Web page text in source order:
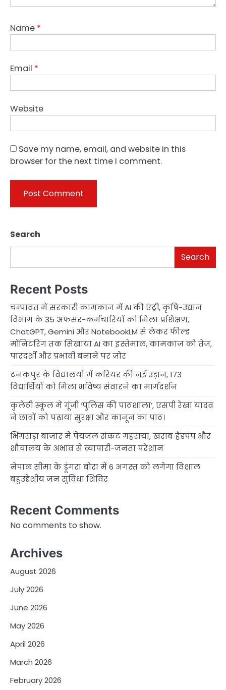
Name *
Email *
Website
Save my name, email, and website in this
browser for the next time I comment.
Search
Search
Recent Posts
चम्पावत में सरकारी कामकाज में AI की एंट्री, कृषि-उद्यान
विभाग के 35 अफसर-कर्मचारियों को मिला प्रशिक्षण,
ChatGPT, Gemini और NotebookLM से लेकर फील्ड
मॉनिटरिंग तक सिखाया AI का इस्तेमाल, कामकाज को तेज,
पारदर्शी और प्रभावी बनाने पर जोर
टनकपुर के विद्यालयों में करियर की नई उड़ान, 173
विद्यार्थियों को मिला भविष्य संवारने का मार्गदर्शन
कुलेठी स्कूल में गूंजी ‘पुलिस की पाठशाला’, एसपी रेखा यादव
ने छात्रों को पढ़ाया सुरक्षा और कानून का पाठ।
भिंगराड़ा बाजार में पेयजल संकट गहराया, खराब हैंडपंप और
शौचालय के अभाव से व्यापारी-जनता परेशान
नेपाल सीमा के डूंगरा बोरा में 6 अगस्त को लगेगा विशाल
बहुउद्देशीय जन सुविधा शिविर
Recent Comments
No comments to show.
Archives
August 2026
July 2026
June 2026
May 2026
April 2026
March 2026
February 2026